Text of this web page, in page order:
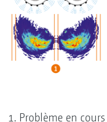
Problème en